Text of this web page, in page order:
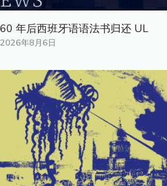
60 年后西班牙语语法书归还 UL
2026年8月6日